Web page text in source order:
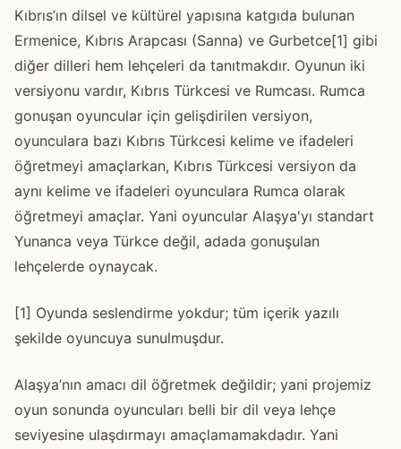
Kıbrıs’ın dilsel ve kültürel yapısına katgıda bulunan
Ermenice, Kıbrıs Arapcası (Sanna) ve Gurbetce[1] gibi
diğer dilleri hem lehçeleri da tanıtmakdır. Oyunun iki
versiyonu vardır, Kıbrıs Türkcesi ve Rumcası. Rumca
gonuşan oyuncular için gelişdirilen versiyon,
oyunculara bazı Kıbrıs Türkcesi kelime ve ifadeleri
öğretmeyi amaçlarkan, Kıbrıs Türkcesi versiyon da
aynı kelime ve ifadeleri oyunculara Rumca olarak
öğretmeyi amaçlar. Yani oyuncular Alaşya'yı standart
Yunanca veya Türkce değil, adada gonuşulan
lehçelerde oynaycak.
[1] Oyunda seslendirme yokdur; tüm içerik yazılı
şekilde oyuncuya sunulmuşdur.
Alaşya’nın amacı dil öğretmek değildir; yani projemiz
oyun sonunda oyuncuları belli bir dil veya lehçe
seviyesine ulaşdırmayı amaçlamamakdadır. Yani